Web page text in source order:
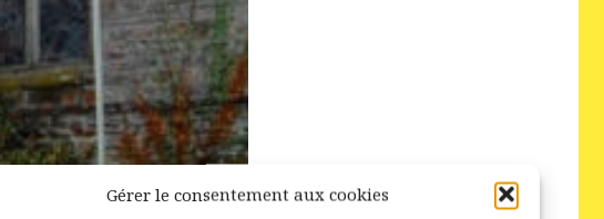
Gérer le consentement aux cookies